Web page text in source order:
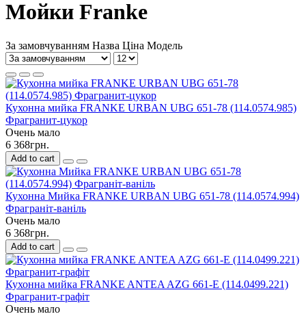
Мойки Franke
За замовчуванням Назва Ціна Модель
Кухонна мийка FRANKE URBAN UBG 651-78 (114.0574.985)
Фрагранит-цукор
Очень мало
6 368грн.
Add to cart
Кухонна Мийка FRANKE URBAN UBG 651-78 (114.0574.994)
Фраграніт-ваніль
Очень мало
6 368грн.
Add to cart
Кухонна мийка FRANKE ANTEA AZG 661-E (114.0499.221)
Фрагранит-графіт
Очень мало